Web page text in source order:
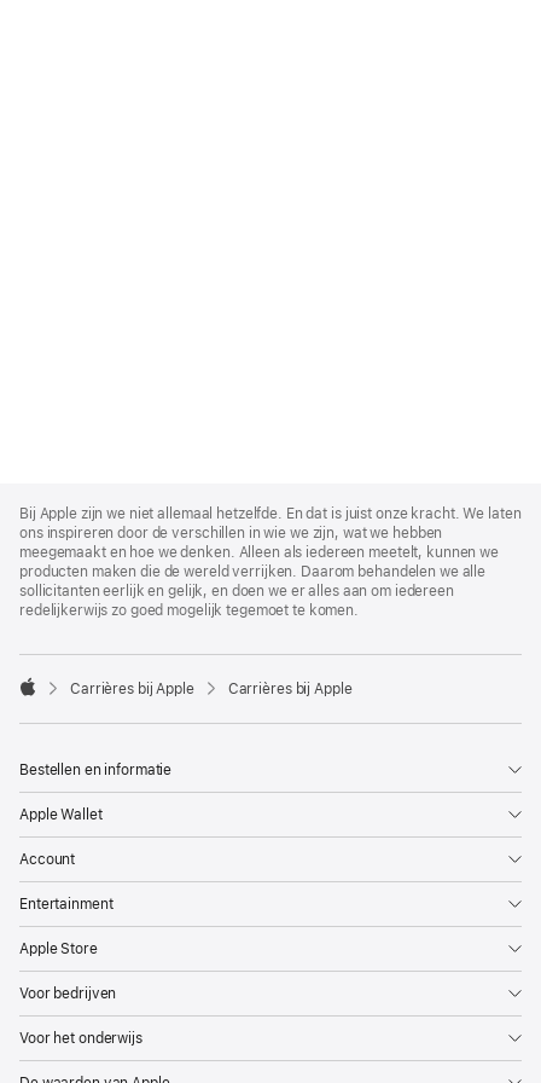
Footer
Bij Apple zijn we niet allemaal hetzelfde. En dat is juist onze kracht. We laten
ons inspireren door de verschillen in wie we zijn, wat we hebben
meegemaakt en hoe we denken. Alleen als iedereen meetelt, kunnen we
producten maken die de wereld verrijken. Daarom behandelen we alle
sollicitanten eerlijk en gelijk, en doen we er alles aan om iedereen
redelijkerwijs zo goed mogelijk tegemoet te komen.

Carrières bij Apple Carrières bij Apple
Bestellen en informatie
Apple Wallet
Account
Entertainment
Apple Store
Voor bedrijven
Voor het onderwijs